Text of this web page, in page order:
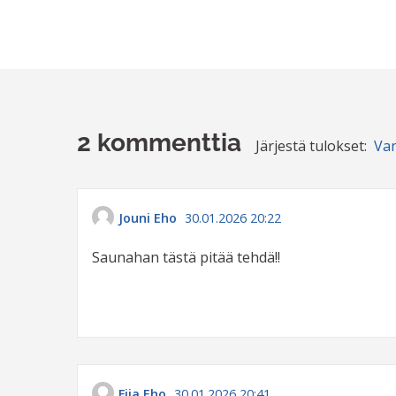
2 kommenttia Järjestä tulokset:
Jouni Eho 30.01.2026 20:22
Saunahan tästä pitää tehdä!!